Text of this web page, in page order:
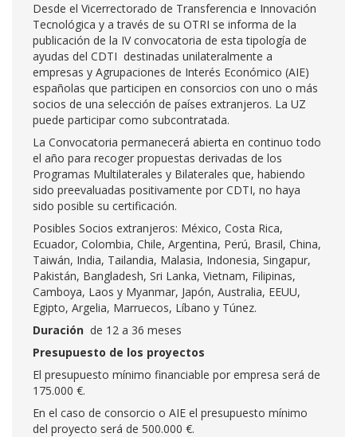
Desde el Vicerrectorado de Transferencia e Innovación
Tecnológica y a través de su OTRI se informa de la
publicación de la IV convocatoria de esta tipología de
ayudas del CDTI destinadas unilateralmente a
empresas y Agrupaciones de Interés Económico (AIE)
españolas que participen en consorcios con uno o más
socios de una selección de países extranjeros. La UZ
puede participar como subcontratada.
La Convocatoria permanecerá abierta en continuo todo
el año para recoger propuestas derivadas de los
Programas Multilaterales y Bilaterales que, habiendo
sido preevaluadas positivamente por CDTI, no haya
sido posible su certificación.
Posibles Socios extranjeros: México, Costa Rica,
Ecuador, Colombia, Chile, Argentina, Perú, Brasil, China,
Taiwán, India, Tailandia, Malasia, Indonesia, Singapur,
Pakistán, Bangladesh, Sri Lanka, Vietnam, Filipinas,
Camboya, Laos y Myanmar, Japón, Australia, EEUU,
Egipto, Argelia, Marruecos, Líbano y Túnez.
Duración de 12 a 36 meses
Presupuesto de los proyectos
El presupuesto mínimo financiable por empresa será de
175.000 €.
En el caso de consorcio o AIE el presupuesto mínimo
del proyecto será de 500.000 €.